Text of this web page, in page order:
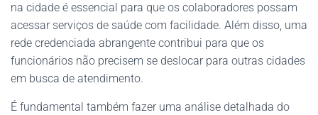
na cidade é essencial para que os colaboradores possam
acessar serviços de saúde com facilidade. Além disso, uma
rede credenciada abrangente contribui para que os
funcionários não precisem se deslocar para outras cidades
em busca de atendimento.
É fundamental também fazer uma análise detalhada do